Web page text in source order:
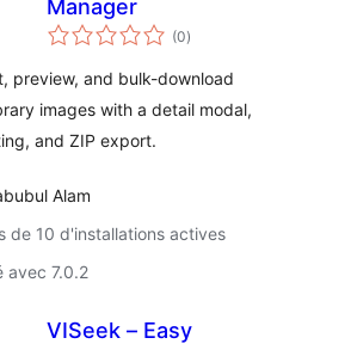
Manager
(0notes
en
)
preview, and bulk-download
images with a detail modal,
and ZIP export.
Alam
de 10 d'installations actives
avec 7.0.2
VISeek – Easy